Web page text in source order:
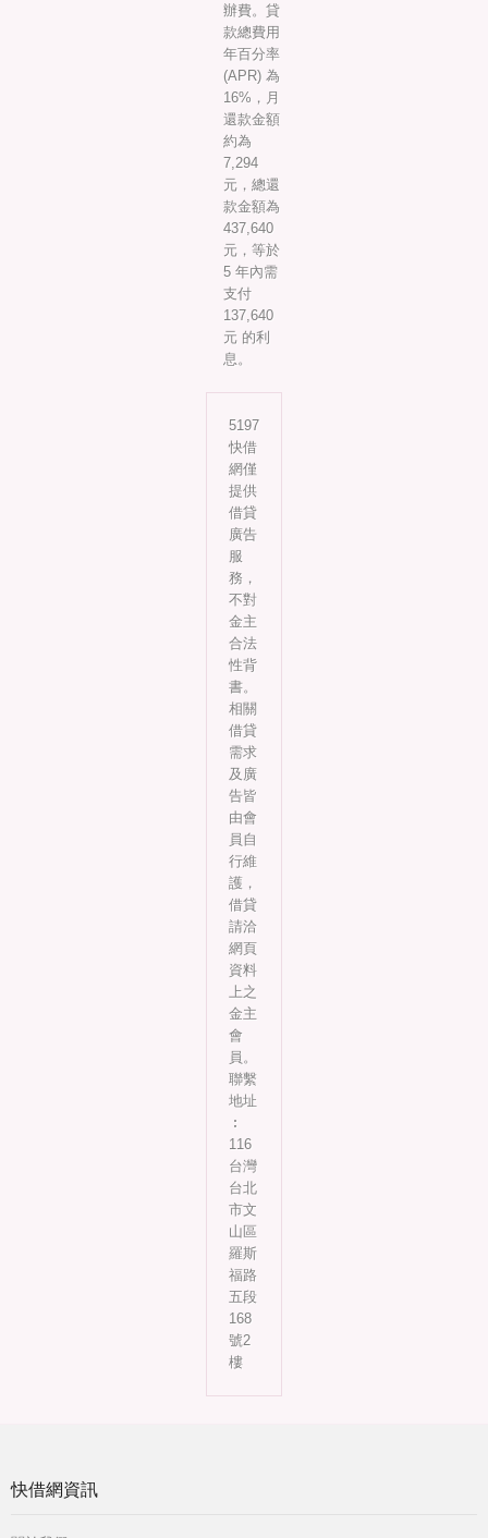
辦費。貸
款總費用
年百分率
(APR) 為
16%，月
還款金額
約為
7,294
元，總還
款金額為
437,640
元，等於
5 年內需
支付
137,640
元 的利
息。
5197
快借
網僅
提供
借貸
廣告
服
務，
不對
金主
合法
性背
書。
相關
借貸
需求
及廣
告皆
由會
員自
行維
護，
借貸
請洽
網頁
資料
上之
金主
會
員。
聯繫
地址
︰
116
台灣
台北
市文
山區
羅斯
福路
五段
168
號2
樓
快借網資訊